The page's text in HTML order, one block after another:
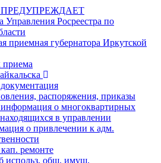
Управления Росреестра по
приемная губернатора Иркутской
приема
распоряжения, приказы
о многоквартирных
в управлении
о привлечении к адм.
ремонте
использ. общ. имущ.